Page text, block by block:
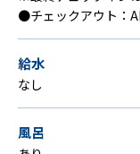
●チェックアウト：
給水
なし
風呂